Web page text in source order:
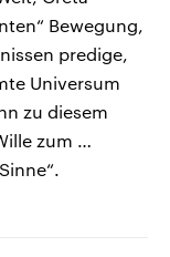
Bewegung,
predige,
Universum
zu diesem
zum …